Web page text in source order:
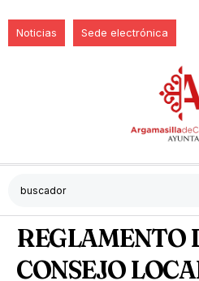
Noticias Sede electrónica
REGLAMENTO
CONSEJO